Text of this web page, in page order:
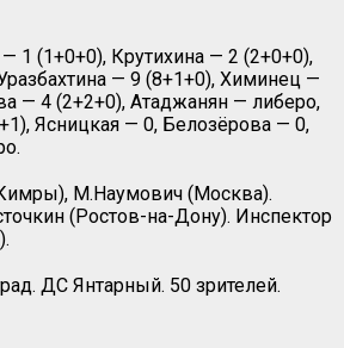
1 (1+0+0), Крутихина — 2 (2+0+0),
— 9 (8+1+0), Химинец —
— 4 (2+2+0), Атаджанян — либеро,
Ясницкая — 0, Белозёрова — 0,
М.Наумович (Москва).
(Ростов-на-Дону). Инспектор
ДС Янтарный. 50 зрителей.